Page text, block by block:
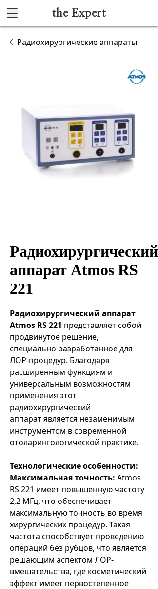
the Expert
Лучевая диагностика
Ультразвуковая диагностика
Офтальмологическое оборудование
Радиохирургические аппараты
Радиохирургический
аппарат Atmos RS
221
Радиохирургический аппарат
Atmos RS 221 представляет собой
продвинутое решение,
специально разработанное для
ЛОР-процедур. Благодаря
расширенным функциям и
универсальным возможностям
применения этот
радиохирургический
аппарат является незаменимым
инструментом в современной
отоларингологической практике.
Технологические особенности:
Максимальная точность: Atmos
RS 221 имеет повышенную частоту
2,2 МГц, что обеспечивает
максимальную точность во время
хирургических процедур. Такая
частота способствует проведению
операций без рубцов, что является
решающим аспектом ЛОР-
вмешательства, где косметический
эффект имеет первостепенное